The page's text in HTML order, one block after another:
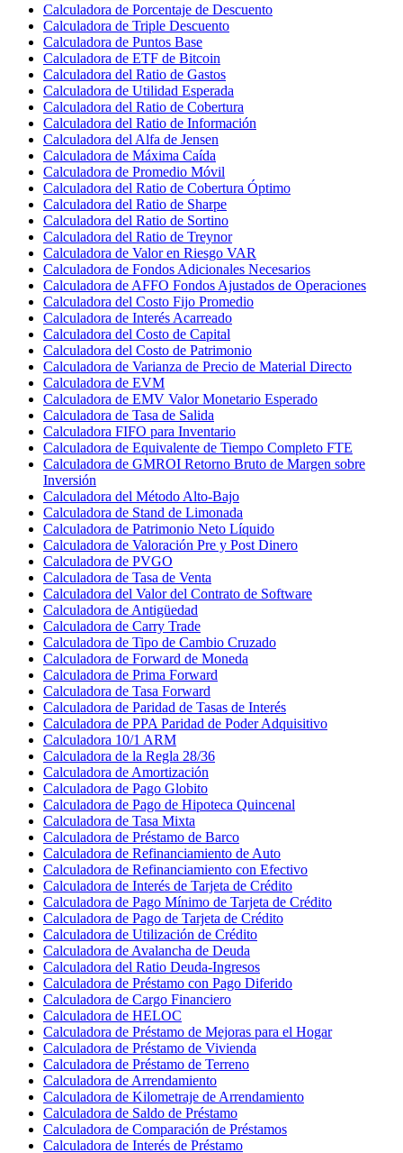
Calculadora de Porcentaje de Descuento
Calculadora de Triple Descuento
Calculadora de Puntos Base
Calculadora de ETF de Bitcoin
Calculadora del Ratio de Gastos
Calculadora de Utilidad Esperada
Calculadora del Ratio de Cobertura
Calculadora del Ratio de Información
Calculadora del Alfa de Jensen
Calculadora de Máxima Caída
Calculadora de Promedio Móvil
Calculadora del Ratio de Cobertura Óptimo
Calculadora del Ratio de Sharpe
Calculadora del Ratio de Sortino
Calculadora del Ratio de Treynor
Calculadora de Valor en Riesgo VAR
Calculadora de Fondos Adicionales Necesarios
Calculadora de AFFO Fondos Ajustados de Operaciones
Calculadora del Costo Fijo Promedio
Calculadora de Interés Acarreado
Calculadora del Costo de Capital
Calculadora del Costo de Patrimonio
Calculadora de Varianza de Precio de Material Directo
Calculadora de EVM
Calculadora de EMV Valor Monetario Esperado
Calculadora de Tasa de Salida
Calculadora FIFO para Inventario
Calculadora de Equivalente de Tiempo Completo FTE
Calculadora de GMROI Retorno Bruto de Margen sobre
Inversión
Calculadora del Método Alto-Bajo
Calculadora de Stand de Limonada
Calculadora de Patrimonio Neto Líquido
Calculadora de Valoración Pre y Post Dinero
Calculadora de PVGO
Calculadora de Tasa de Venta
Calculadora del Valor del Contrato de Software
Calculadora de Antigüedad
Calculadora de Carry Trade
Calculadora de Tipo de Cambio Cruzado
Calculadora de Forward de Moneda
Calculadora de Prima Forward
Calculadora de Tasa Forward
Calculadora de Paridad de Tasas de Interés
Calculadora de PPA Paridad de Poder Adquisitivo
Calculadora 10/1 ARM
Calculadora de la Regla 28/36
Calculadora de Amortización
Calculadora de Pago Globito
Calculadora de Pago de Hipoteca Quincenal
Calculadora de Tasa Mixta
Calculadora de Préstamo de Barco
Calculadora de Refinanciamiento de Auto
Calculadora de Refinanciamiento con Efectivo
Calculadora de Interés de Tarjeta de Crédito
Calculadora de Pago Mínimo de Tarjeta de Crédito
Calculadora de Pago de Tarjeta de Crédito
Calculadora de Utilización de Crédito
Calculadora de Avalancha de Deuda
Calculadora del Ratio Deuda-Ingresos
Calculadora de Préstamo con Pago Diferido
Calculadora de Cargo Financiero
Calculadora de HELOC
Calculadora de Préstamo de Mejoras para el Hogar
Calculadora de Préstamo de Vivienda
Calculadora de Préstamo de Terreno
Calculadora de Arrendamiento
Calculadora de Kilometraje de Arrendamiento
Calculadora de Saldo de Préstamo
Calculadora de Comparación de Préstamos
Calculadora de Interés de Préstamo